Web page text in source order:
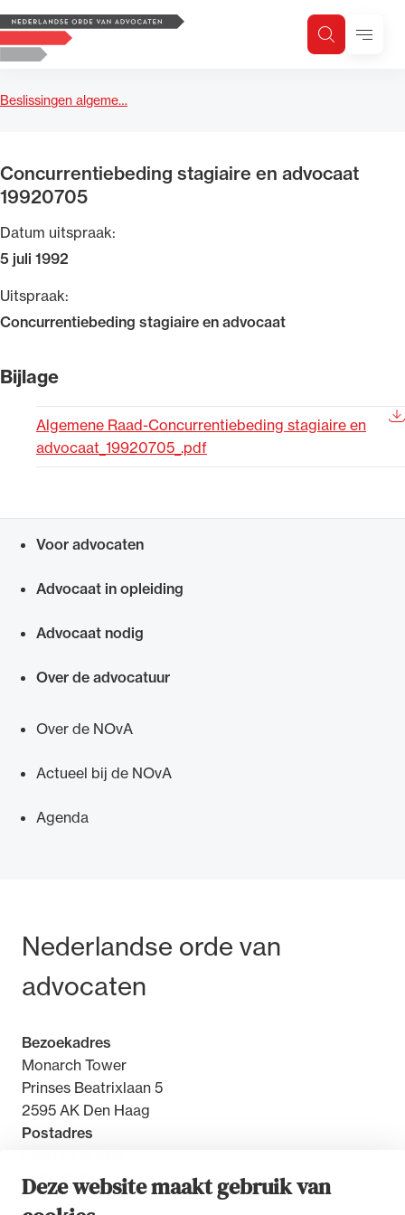
Deze website maakt gebruik van
Logo, to the homepage
ZoekenMenu
Beslissingen algeme…
Concurrentiebeding stagiaire en advocaat
19920705
Datum uitspraak:
5 juli 1992
Uitspraak:
Concurrentiebeding stagiaire en advocaat
Bijlage
Algemene Raad-Concurrentiebeding stagiaire en
advocaat_19920705_.pdf
Voor advocaten
Advocaat in opleiding
Advocaat nodig
Over de advocatuur
Over de NOvA
Actueel bij de NOvA
Agenda
Bezoek- en postadres
Nederlandse orde van
advocaten
Bezoekadres
Monarch Tower
Prinses Beatrixlaan 5
2595 AK Den Haag
Postadres
2500 GW Den Haag
Zoeken
Zoek op trefwoord
Uitgelicht
Van de Advocatenwet tot de Verordening op
beroepsuitoefening: van de advocatenpas tot
geheimhoudernummers.